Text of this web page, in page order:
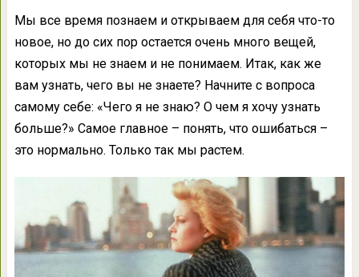
Мы все время познаем и открываем для себя что-то
новое, но до сих пор остается очень много вещей,
которых мы не знаем и не понимаем. Итак, как же
вам узнать, чего вы не знаете? Начните с вопроса
самому себе: «Чего я не знаю? О чем я хочу узнать
больше?» Самое главное – понять, что ошибаться –
это нормально. Только так мы растем.